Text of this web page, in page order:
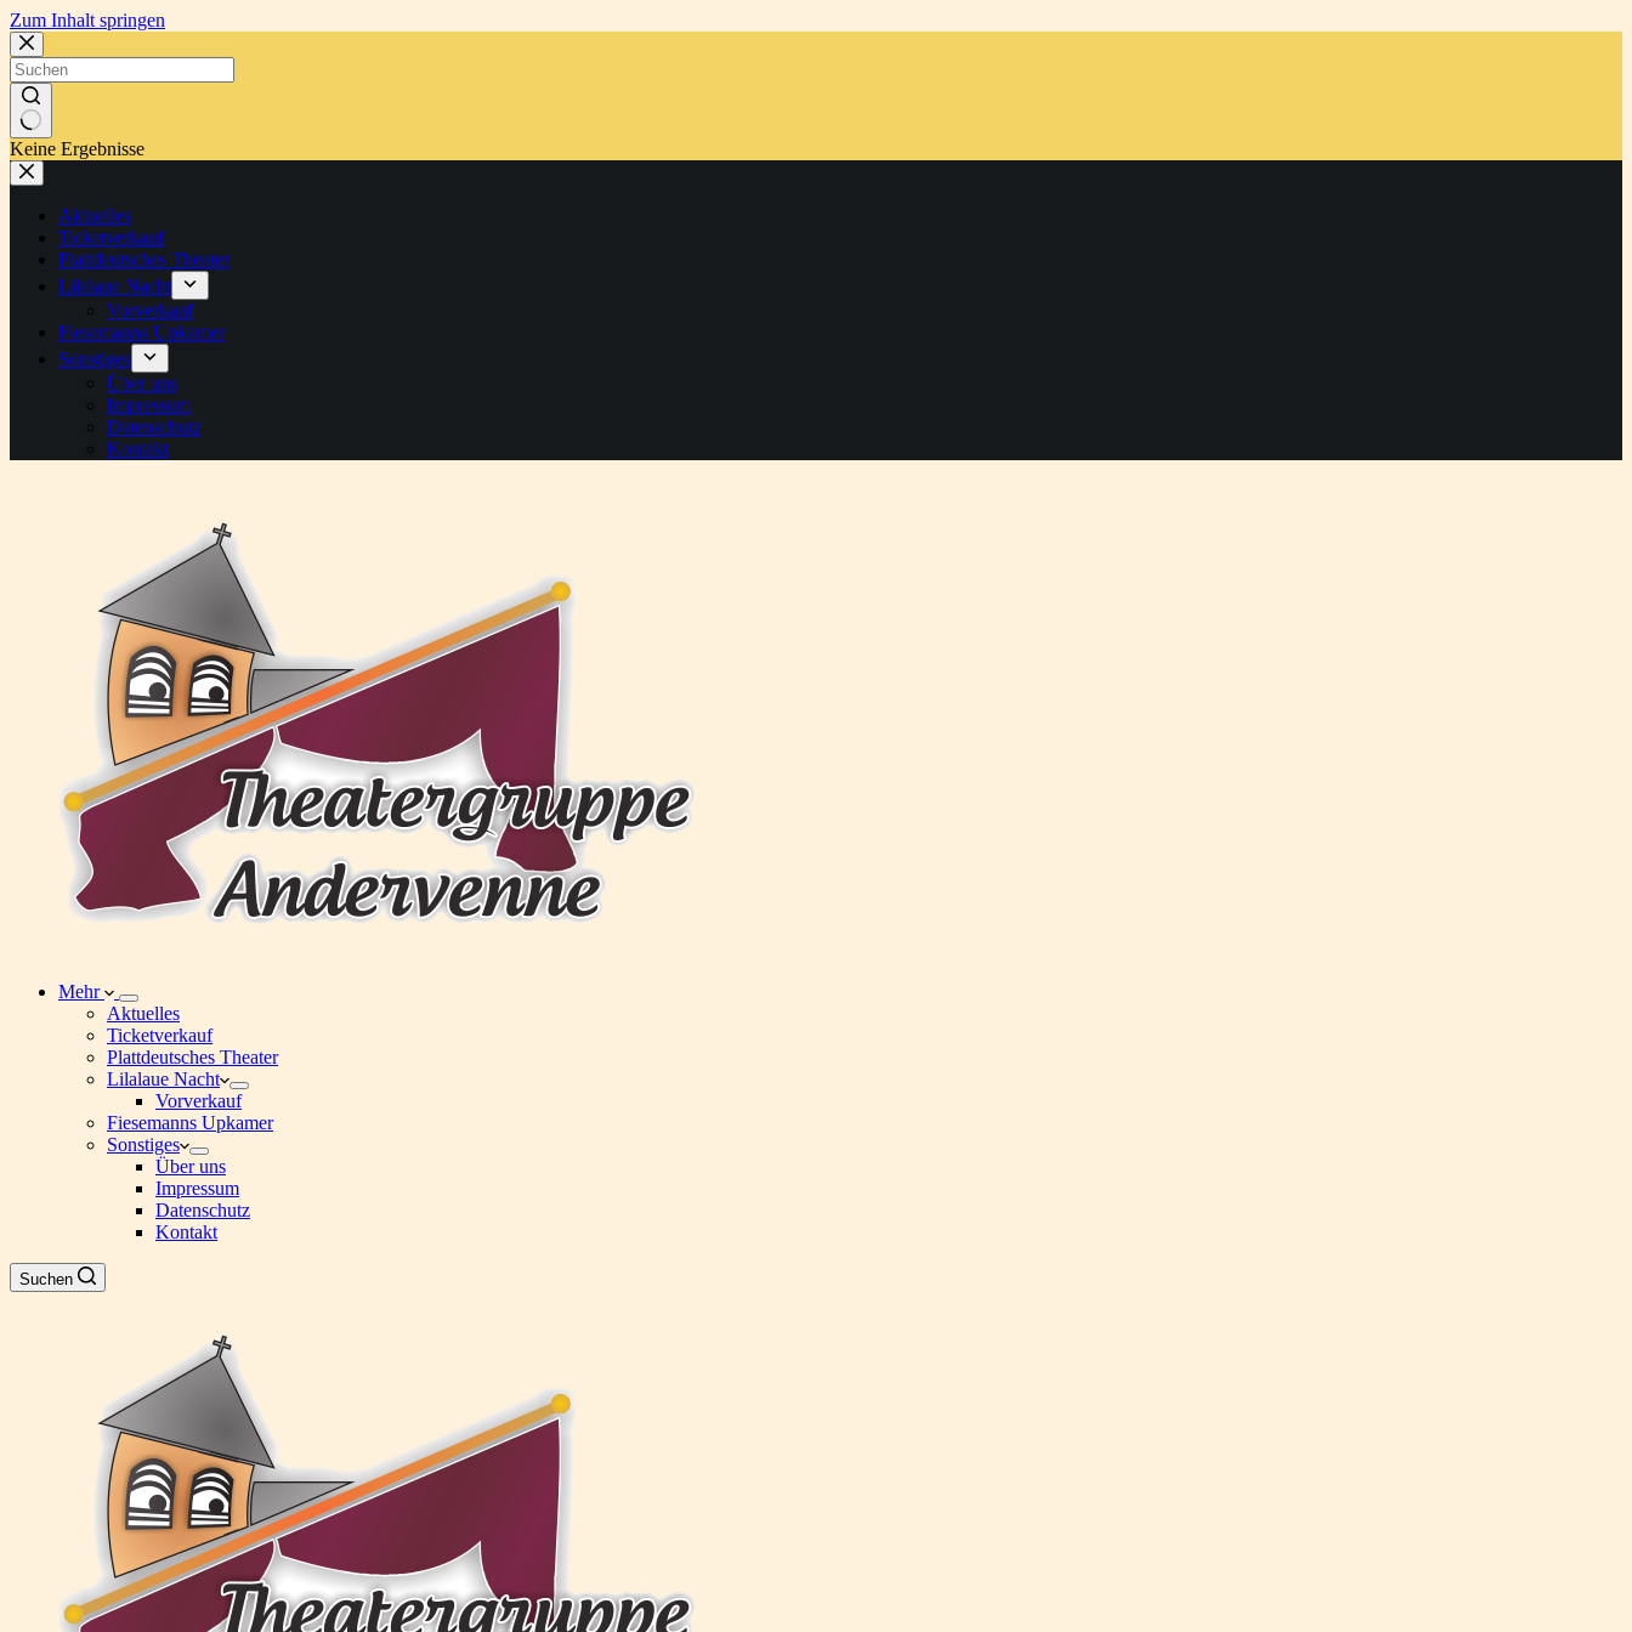
Zum Inhalt springen
Keine Ergebnisse
Aktuelles
Ticketverkauf
Plattdeutsches Theater
Lilalaue Nacht
Vorverkauf
Fiesemanns Upkamer
Sonstiges
Über uns
Impressum
Datenschutz
Kontakt
Mehr
Aktuelles
Ticketverkauf
Plattdeutsches Theater
Lilalaue Nacht
Vorverkauf
Fiesemanns Upkamer
Sonstiges
Über uns
Impressum
Datenschutz
Kontakt
Suchen